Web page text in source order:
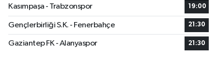
Kasımpaşa - Trabzonspor 19:00
Gençlerbirliği S.K. - Fenerbahçe 21:30
Gaziantep FK - Alanyaspor 21:30